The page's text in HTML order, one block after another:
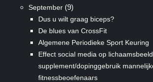
September(9)
Dus u wilt graag biceps?
De blues van CrossFit
Algemene Periodieke Sport Keuring
Effect social media op
supplement/dopinggebruik
fitnessbeoefenaars